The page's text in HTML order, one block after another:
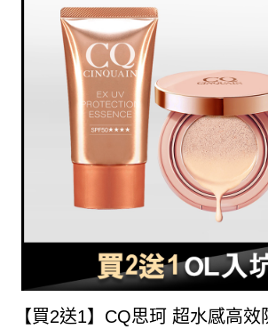
【買2送1】CQ思珂 超水感高